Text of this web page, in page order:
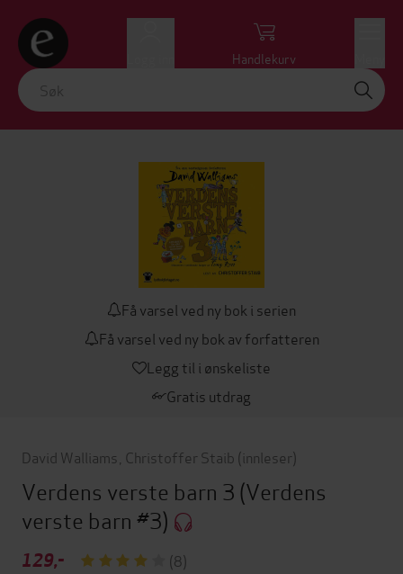
Handlekurv
Få varsel ved ny bok i serien
Få varsel ved ny bok av forfatteren
Legg til i ønskeliste
Gratis utdrag
David Walliams Christoffer Staib (innleser)
Verdens verste barn 3 (Verdens
verste barn #3)
129,-
(8)